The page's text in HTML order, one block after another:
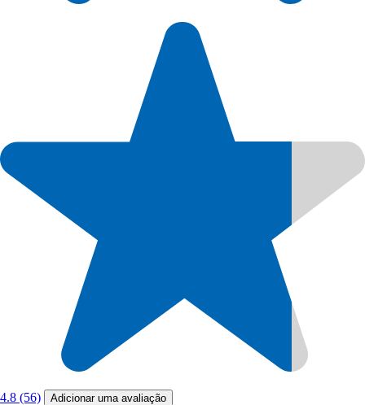
4.8 (56) Adicionar uma avaliação